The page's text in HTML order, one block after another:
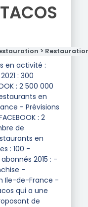
>
en activité :
: 300
: 2 500 000
en
- Prévisions
: 2
de
en
: 100 -
2015 : -
-
Ile-de-France -
qui a une
de